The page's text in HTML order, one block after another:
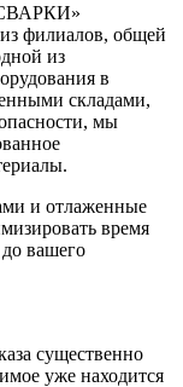
СВАРКИ»
филиалов, общей
из
в
складами,
мы
и отлаженные
время
до вашего
существенно
уже находится